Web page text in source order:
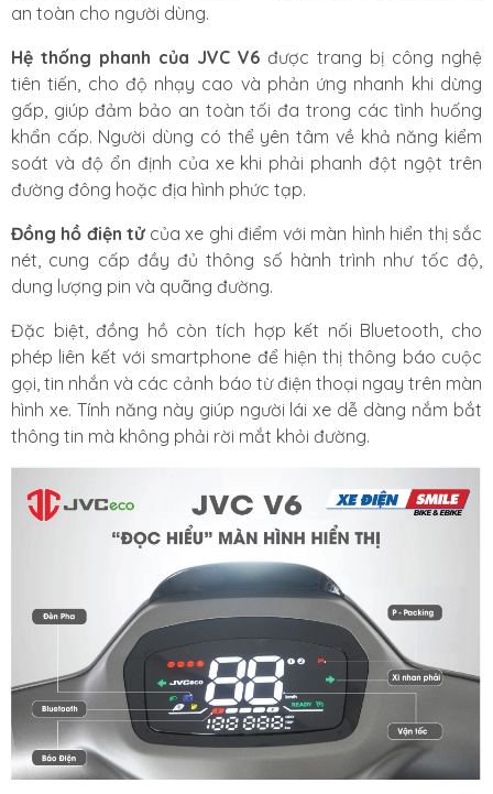
an toàn cho người dùng.
Hệ thống phanh của JVC V6 được trang bị công nghệ
tiên tiến, cho độ nhạy cao và phản ứng nhanh khi dừng
gấp, giúp đảm bảo an toàn tối đa trong các tình huống
khẩn cấp. Người dùng có thể yên tâm về khả năng kiểm
soát và độ ổn định của xe khi phải phanh đột ngột trên
đường đông hoặc địa hình phức tạp.
Đồng hồ điện tửcủa xe ghi điểm với màn hình hiển thị sắc
nét, cung cấp đầy đủ thông số hành trình như tốc độ,
dung lượng pin và quãng đường.
Đặc biệt, đồng hồ còn tích hợp kết nối Bluetooth, cho
phép liên kết với smartphone để hiện thị thông báo cuộc
gọi, tin nhắn và các cảnh báo từ điện thoại ngay trên màn
hình xe. Tính năng này giúp người lái xe dễ dàng nắm bắt
thông tin mà không phải rời mắt khỏi đường.